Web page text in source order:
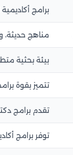
برامج
مناهج حديثة،
بيئة بحثية
تتميز بقوة
تقدم برامج
توفر برامج